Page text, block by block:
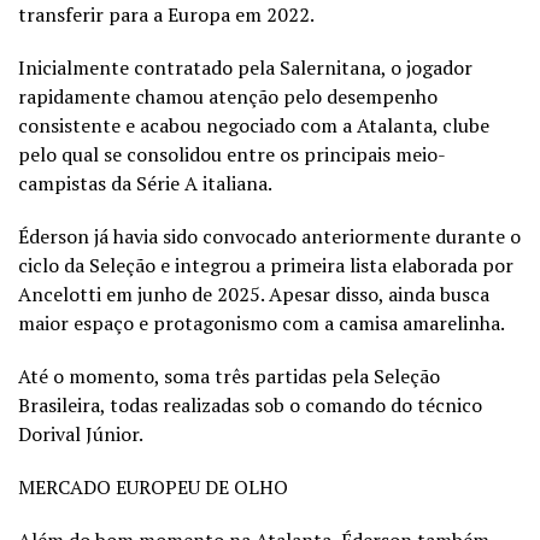
transferir para a Europa em 2022.
Inicialmente contratado pela Salernitana, o jogador
rapidamente chamou atenção pelo desempenho
consistente e acabou negociado com a Atalanta, clube
pelo qual se consolidou entre os principais meio-
campistas da Série A italiana.
Éderson já havia sido convocado anteriormente durante o
ciclo da Seleção e integrou a primeira lista elaborada por
Ancelotti em junho de 2025. Apesar disso, ainda busca
maior espaço e protagonismo com a camisa amarelinha.
Até o momento, soma três partidas pela Seleção
Brasileira, todas realizadas sob o comando do técnico
Dorival Júnior.
MERCADO EUROPEU DE OLHO